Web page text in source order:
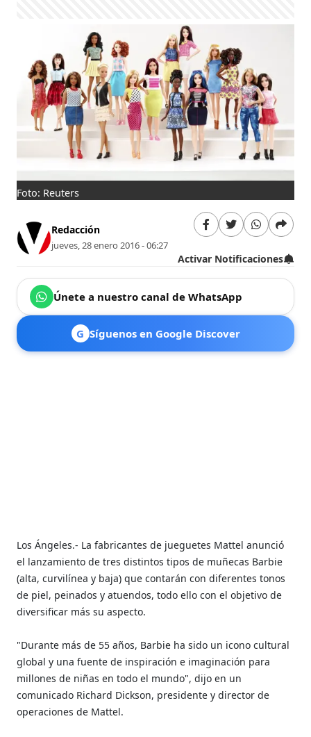
Foto: Reuters
Redacción
jueves, 28 enero 2016 - 06:27
Activar Notificaciones
Únete a nuestro canal de WhatsApp
G Síguenos en Google Discover
Los Ángeles.- La fabricantes de jueguetes Mattel anunció
el lanzamiento de tres distintos tipos de muñecas Barbie
(alta, curvilínea y baja) que contarán con diferentes tonos
de piel, peinados y atuendos, todo ello con el objetivo de
diversificar más su aspecto.
"Durante más de 55 años, Barbie ha sido un icono cultural
global y una fuente de inspiración e imaginación para
millones de niñas en todo el mundo", dijo en un
comunicado Richard Dickson, presidente y director de
operaciones de Mattel.